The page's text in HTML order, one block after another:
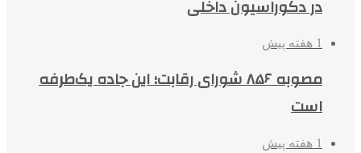
در دکوراسیون داخلی
1 هفته پیش
مصوبه ۸۵۶ شورای رقابت؛ این جاده یک‌طرفه
است
1 هفته پیش